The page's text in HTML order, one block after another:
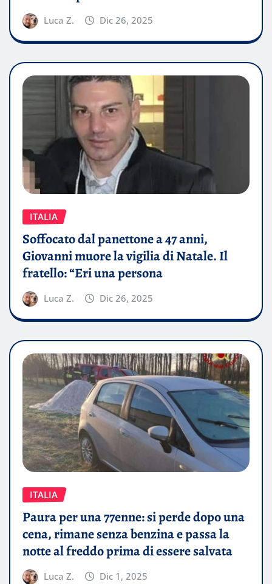
Luca Z. Dic 26, 2025
ITALIA
Soffocato dal panettone a 47 anni,
Giovanni muore la vigilia di Natale. Il
fratello: “Eri una persona
Luca Z. Dic 26, 2025
ITALIA
Paura per una 77enne: si perde dopo una
cena, rimane senza benzina e passa la
notte al freddo prima di essere salvata
Luca Z. Dic 1, 2025